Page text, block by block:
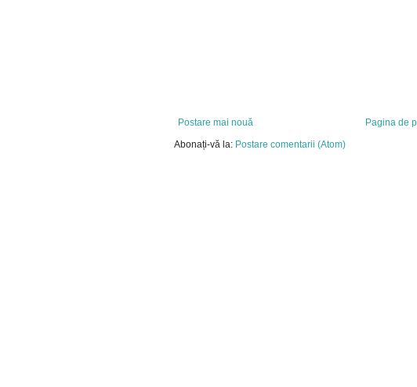
Postare mai nouă
Pagina de
Abonați-vă la: Postare comentarii (Atom)